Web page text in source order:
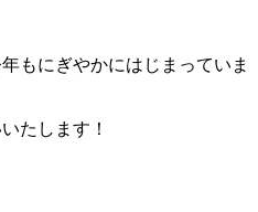
もにぎやかにはじまっていま
たします！